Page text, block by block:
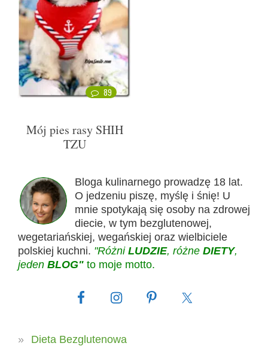
89
Mój pies rasy SHIH
TZU
Bloga kulinarnego prowadzę 18 lat.
O jedzeniu piszę, myślę i śnię! U
mnie spotykają się osoby na zdrowej
diecie, w tym bezglutenowej,
wegetariańskiej, wegańskiej oraz wielbiciele
polskiej kuchni. "Różni LUDZIE, różne DIETY,
jeden BLOG" to moje motto.
Dieta Bezglutenowa